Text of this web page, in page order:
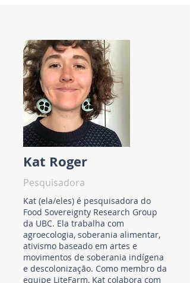
Kat Roger
Pesquisadora
Kat (ela/eles) é pesquisadora do
Food Sovereignty Research Group
da UBC. Ela trabalha com
agroecologia, soberania alimentar,
ativismo baseado em artes e
movimentos de soberania indígena
e descolonização. Como membro da
equipe LiteFarm, Kat colabora com